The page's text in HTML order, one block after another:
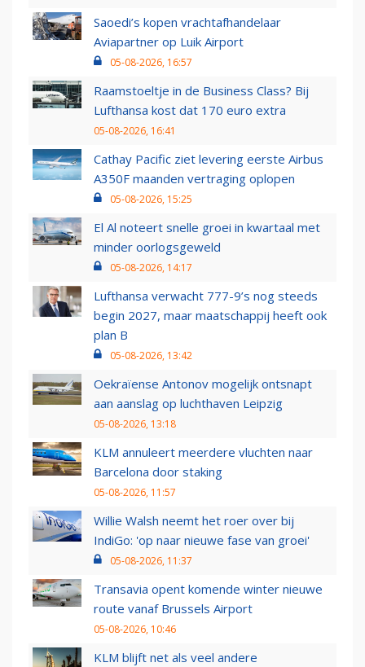
Saoedi’s kopen vrachtafhandelaar
Aviapartner op Luik Airport
05-08-2026, 16:57
Raamstoeltje in de Business Class? Bij
Lufthansa kost dat 170 euro extra
05-08-2026, 16:41
Cathay Pacific ziet levering eerste Airbus
A350F maanden vertraging oplopen
05-08-2026, 15:25
El Al noteert snelle groei in kwartaal met
minder oorlogsgeweld
05-08-2026, 14:17
Lufthansa verwacht 777-9’s nog steeds
begin 2027, maar maatschappij heeft ook
plan B
05-08-2026, 13:42
Oekraïense Antonov mogelijk ontsnapt
aan aanslag op luchthaven Leipzig
05-08-2026, 13:18
KLM annuleert meerdere vluchten naar
Barcelona door staking
05-08-2026, 11:57
Willie Walsh neemt het roer over bij
IndiGo: 'op naar nieuwe fase van groei'
05-08-2026, 11:37
Transavia opent komende winter nieuwe
route vanaf Brussels Airport
05-08-2026, 10:46
KLM blijft net als veel andere